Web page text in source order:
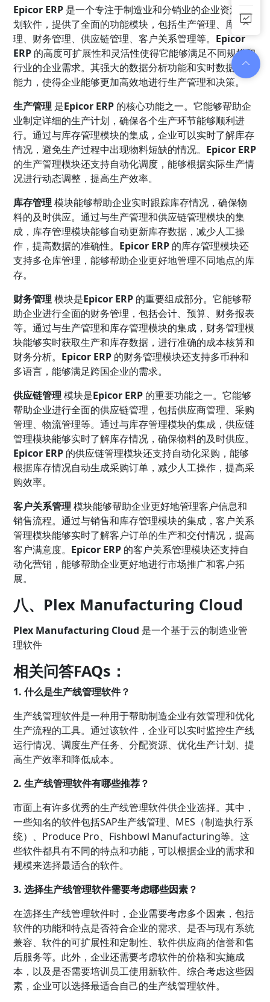
Epicor ERP 是一个专注于制造业和分销业的企业资源规
划软件，提供了全面的功能模块，包括生产管理、库存管
理、财务管理、供应链管理、客户关系管理等。 Epicor
ERP 的高度可扩展性和灵活性使得它能够满足不同规模和
行业的企业需求。其强大的数据分析功能和实时数据更新
能力，使得企业能够更加高效地进行生产管理和决策。
生产管理 是Epicor ERP 的核心功能之一。它能够帮助企
业制定详细的生产计划，确保各个生产环节能够顺利进
行。通过与库存管理模块的集成，企业可以实时了解库存
情况，避免生产过程中出现物料短缺的情况。 Epicor ERP
的生产管理模块还支持自动化调度，能够根据实际生产情
况进行动态调整，提高生产效率。
库存管理 模块能够帮助企业实时跟踪库存情况，确保物
料的及时供应。通过与生产管理和供应链管理模块的集
成，库存管理模块能够自动更新库存数据，减少人工操
作，提高数据的准确性。 Epicor ERP 的库存管理模块还
支持多仓库管理，能够帮助企业更好地管理不同地点的库
存。
财务管理 模块是Epicor ERP 的重要组成部分。它能够帮
助企业进行全面的财务管理，包括会计、预算、财务报表
等。通过与生产管理和库存管理模块的集成，财务管理模
块能够实时获取生产和库存数据，进行准确的成本核算和
财务分析。 Epicor ERP 的财务管理模块还支持多币种和
多语言，能够满足跨国企业的需求。
供应链管理 模块是Epicor ERP 的重要功能之一。它能够
帮助企业进行全面的供应链管理，包括供应商管理、采购
管理、物流管理等。通过与库存管理模块的集成，供应链
管理模块能够实时了解库存情况，确保物料的及时供应。
Epicor ERP 的供应链管理模块还支持自动化采购，能够
根据库存情况自动生成采购订单，减少人工操作，提高采
购效率。
客户关系管理 模块能够帮助企业更好地管理客户信息和
销售流程。通过与销售和库存管理模块的集成，客户关系
管理模块能够实时了解客户订单的生产和交付情况，提高
客户满意度。 Epicor ERP 的客户关系管理模块还支持自
动化营销，能够帮助企业更好地进行市场推广和客户拓
展。
八、Plex Manufacturing Cloud
Plex Manufacturing Cloud 是一个基于云的制造业管
理软件
相关问答FAQs：
1. 什么是生产线管理软件？
生产线管理软件是一种用于帮助制造企业有效管理和优化
生产流程的工具。通过该软件，企业可以实时监控生产线
运行情况、调度生产任务、分配资源、优化生产计划、提
高生产效率和降低成本。
2. 生产线管理软件有哪些推荐？
市面上有许多优秀的生产线管理软件供企业选择。其中，
一些知名的软件包括SAP生产线管理、MES（制造执行系
统）、Produce Pro、Fishbowl Manufacturing等。这
些软件都具有不同的特点和功能，可以根据企业的需求和
规模来选择最适合的软件。
3. 选择生产线管理软件需要考虑哪些因素？
在选择生产线管理软件时，企业需要考虑多个因素，包括
软件的功能和特点是否符合企业的需求、是否与现有系统
兼容、软件的可扩展性和定制性、软件供应商的信誉和售
后服务等。此外，企业还需要考虑软件的价格和实施成
本，以及是否需要培训员工使用新软件。综合考虑这些因
素，企业可以选择最适合自己的生产线管理软件。